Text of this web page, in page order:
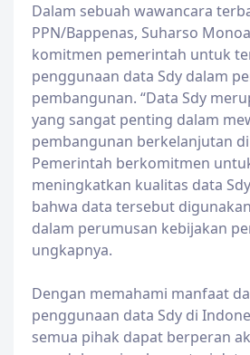
Dalam sebuah wawancara
PPN/Bappenas, Suharso
komitmen pemerintah untuk
penggunaan data Sdy dalam
pembangunan. “Data Sdy
yang sangat penting dalam
pembangunan berkelanjutan
Pemerintah berkomitmen
meningkatkan kualitas data
bahwa data tersebut
dalam perumusan kebijakan
ungkapnya.
Dengan memahami manfaat
penggunaan data Sdy di
semua pihak dapat berperan